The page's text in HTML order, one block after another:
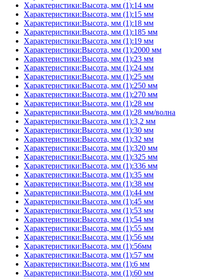
Характеристики:Высота, мм (1):14 мм
Характеристики:Высота, мм (1):15 мм
Характеристики:Высота, мм (1):18 мм
Характеристики:Высота, мм (1):185 мм
Характеристики:Высота, мм (1):19 мм
Характеристики:Высота, мм (1):2000 мм
Характеристики:Высота, мм (1):23 мм
Характеристики:Высота, мм (1):24 мм
Характеристики:Высота, мм (1):25 мм
Характеристики:Высота, мм (1):250 мм
Характеристики:Высота, мм (1):270 мм
Характеристики:Высота, мм (1):28 мм
Характеристики:Высота, мм (1):28 мм/волна
Характеристики:Высота, мм (1):3,2 мм
Характеристики:Высота, мм (1):30 мм
Характеристики:Высота, мм (1):32 мм
Характеристики:Высота, мм (1):320 мм
Характеристики:Высота, мм (1):325 мм
Характеристики:Высота, мм (1):336 мм
Характеристики:Высота, мм (1):35 мм
Характеристики:Высота, мм (1):38 мм
Характеристики:Высота, мм (1):44 мм
Характеристики:Высота, мм (1):45 мм
Характеристики:Высота, мм (1):53 мм
Характеристики:Высота, мм (1):54 мм
Характеристики:Высота, мм (1):55 мм
Характеристики:Высота, мм (1):56 мм
Характеристики:Высота, мм (1):56мм
Характеристики:Высота, мм (1):57 мм
Характеристики:Высота, мм (1):6 мм
Характеристики:Высота, мм (1):60 мм